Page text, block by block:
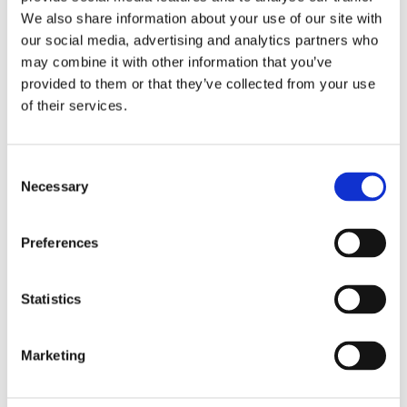
We also share information about your use of our site with
our social media, advertising and analytics partners who
may combine it with other information that you’ve
provided to them or that they’ve collected from your use
of their services.
Selection
Necessary
Preferences
Statistics
Marketing
Grundshoppen / Varumärken /AXTON
Bilspecifika produkter / Chrysler / Jeep /
Bilspecifika produkter / Dodge /
Dodge Avenger
Visa fler(10 mer)
SKU: